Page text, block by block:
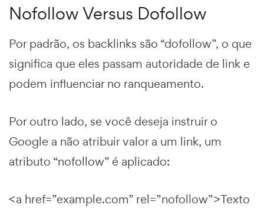
Nofollow Versus Dofollow
Por padrão, os backlinks são “dofollow”, o que
significa que eles passam autoridade de link e
podem influenciar no ranqueamento.
Por outro lado, se você deseja instruir o
Google a não atribuir valor a um link, um
atributo “nofollow” é aplicado:
<a href=”example.com” rel=”nofollow”>Texto